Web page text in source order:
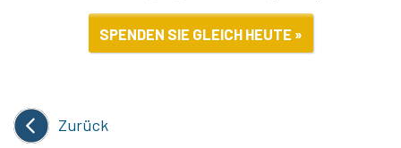
SPENDEN SIE GLEICH HEUTE »
Zurück